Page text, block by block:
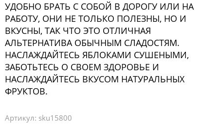
УДОБНО БРАТЬ С СОБОЙ В ДОРОГУ ИЛИ НА
РАБОТУ, ОНИ НЕ ТОЛЬКО ПОЛЕЗНЫ, НО И
ВКУСНЫ, ТАК ЧТО ЭТО ОТЛИЧНАЯ
АЛЬТЕРНАТИВА ОБЫЧНЫМ СЛАДОСТЯМ.
НАСЛАЖДАЙТЕСЬ ЯБЛОКАМИ СУШЕНЫМИ,
ЗАБОТЬТЕСЬ О СВОЕМ ЗДОРОВЬЕ И
НАСЛАЖДАЙТЕСЬ ВКУСОМ НАТУРАЛЬНЫХ
ФРУКТОВ.
Артикул: sku15800